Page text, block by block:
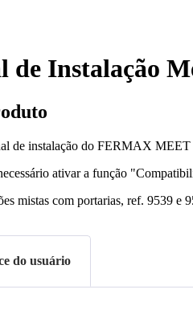
de Instalação
de instalação do FERMAX MEET
ário ativar a função "
es mistas com portarias, ref. 9539 e
do usuário